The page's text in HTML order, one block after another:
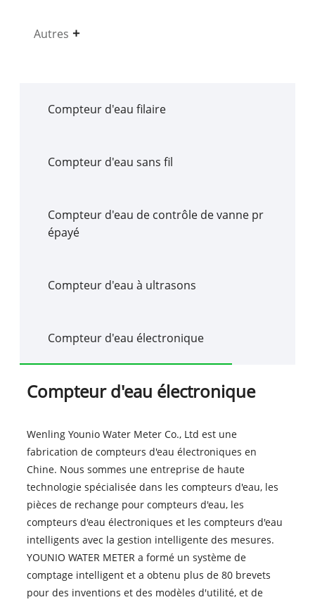
Autres
Compteur d'eau filaire
Compteur d'eau sans fil
Compteur d'eau de contrôle de vanne pr
épayé
Compteur d'eau à ultrasons
Compteur d'eau électronique
Compteur d'eau électronique
Wenling Younio Water Meter Co., Ltd est une
fabrication de compteurs d'eau électroniques en
Chine. Nous sommes une entreprise de haute
technologie spécialisée dans les compteurs d'eau, les
pièces de rechange pour compteurs d'eau, les
compteurs d'eau électroniques et les compteurs d'eau
intelligents avec la gestion intelligente des mesures.
YOUNIO WATER METER a formé un système de
comptage intelligent et a obtenu plus de 80 brevets
pour des inventions et des modèles d'utilité, et de